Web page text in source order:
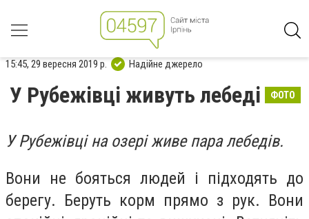
15:45, 29 вересня 2019 р. Надійне джерело
У Рубежівці живуть лебеді ФОТО
У Рубежівці на озері живе пара лебедів.
Вони не бояться людей і підходять до
берегу. Беруть корм прямо з рук. Вони